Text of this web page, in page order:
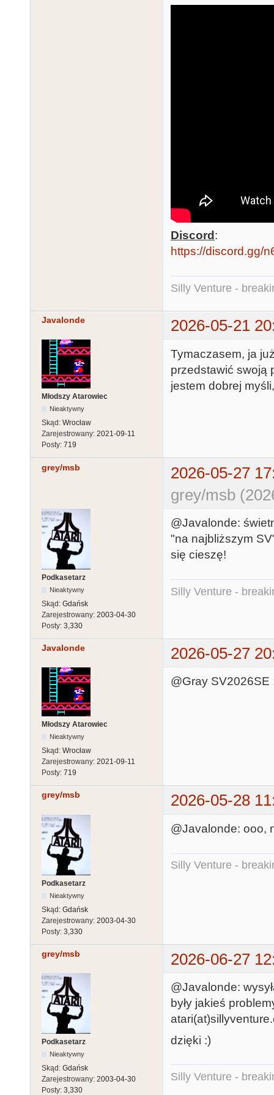
Discord :
https://discord.gg/
Silly Venture -
Javalonde 2026-05-21
Młodszy Atarowiec
Nieaktywny
Skąd: Wrocław
Zarejestrowany: 2021-09-11
Posty: 719
Tymaczasem, ja
przedstawić swoją
jestem dobrej
grey/msb
2026-05-27
grey/msb
Podkasetarz
Nieaktywny
Skąd: Gdańsk
Zarejestrowany: 2003-04-30
Posty: 3,330
@Javalonde:
"na najbliższym
się cieszę!
Silly Venture -
Javalonde 2026-05-27
Młodszy Atarowiec
Nieaktywny
Skąd: Wrocław
Zarejestrowany: 2021-09-11
Posty: 719
@Gray SV2026SE
grey/msb 2026-05-28
Podkasetarz
Nieaktywny
Skąd: Gdańsk
Zarejestrowany: 2003-04-30
Posty: 3,330
@Javalonde: ooo,
Silly Venture -
grey/msb 2026-06-27
Podkasetarz
Nieaktywny
Skąd: Gdańsk
Zarejestrowany: 2003-04-30
Posty: 3,330
@Javalonde:
były jakieś
dzięki :)
Silly Venture -